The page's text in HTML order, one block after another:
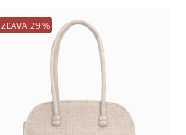
ZĽAVA 29%